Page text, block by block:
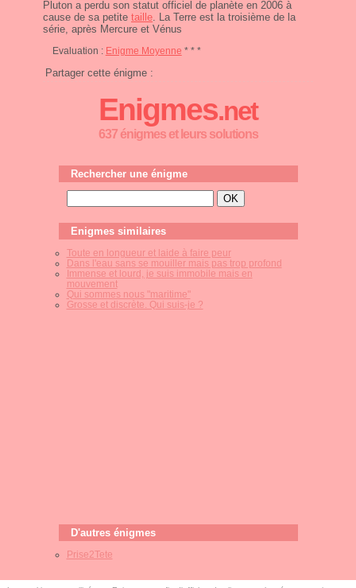
Pluton a perdu son statut officiel de planète en 2006 à
cause de sa petite taille . La Terre est la troisième de la
série, après Mercure et Vénus
Evaluation : Enigme Moyenne * * *
Partager cette énigme :
Enigmes.net
637 énigmes et leurs solutions
Rechercher une énigme
Enigmes similaires
Toute en longueur et laide à faire peur
Dans l'eau sans se mouiller mais pas trop profond
Immense et lourd, je suis immobile mais en
mouvement
Qui sommes nous "maritime"
Grosse et discrète. Qui suis-je ?
D'autres énigmes
Prise2Tete